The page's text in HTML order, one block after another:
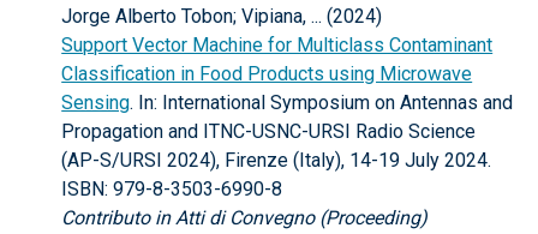
Jorge Alberto Tobon; Vipiana, ... (2024)
Support Vector Machine for Multiclass Contaminant
Classification in Food Products using Microwave
Sensing. In: International Symposium on Antennas and
Propagation and ITNC-USNC-URSI Radio Science
(AP-S/URSI 2024), Firenze (Italy), 14-19 July 2024.
ISBN: 979-8-3503-6990-8
Contributo in Atti di Convegno (Proceeding)